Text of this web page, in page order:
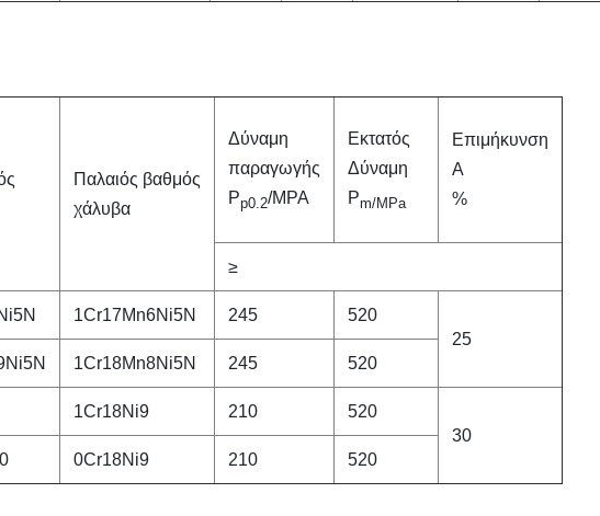
Παλαιός βαθμός
χάλυβα
Δύναμη
παραγωγής
Ρp0.2/MPA
Εκτατός
Δύναμη
Ρm/MPa
Επιμήκυνση
Α
%
≥
1Cr17Mn6Ni5N 245
520
25
1Cr18Mn8Ni5N 245 520
1Cr18Ni9 210
520
30
0Cr18Ni9 210 520